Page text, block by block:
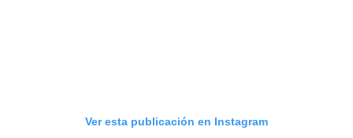
Ver esta publicación en Instagram